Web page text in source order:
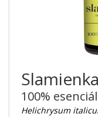
Slamienka
100%
Helichrysum